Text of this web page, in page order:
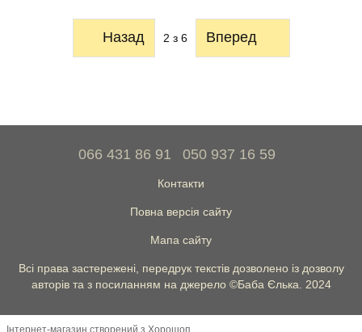
Назад 2 з 6 Вперед
066 431 86 91 050 937 16 59
Контакти
Повна версія сайту
Мапа сайту
Всі права застережені, передрук текстів дозволено із дозволу
авторів та з посиланням на джерело ©Баба Єлька. 2024